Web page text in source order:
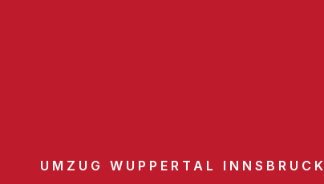
UMZUG WUPPERTAL INNSBRUCK